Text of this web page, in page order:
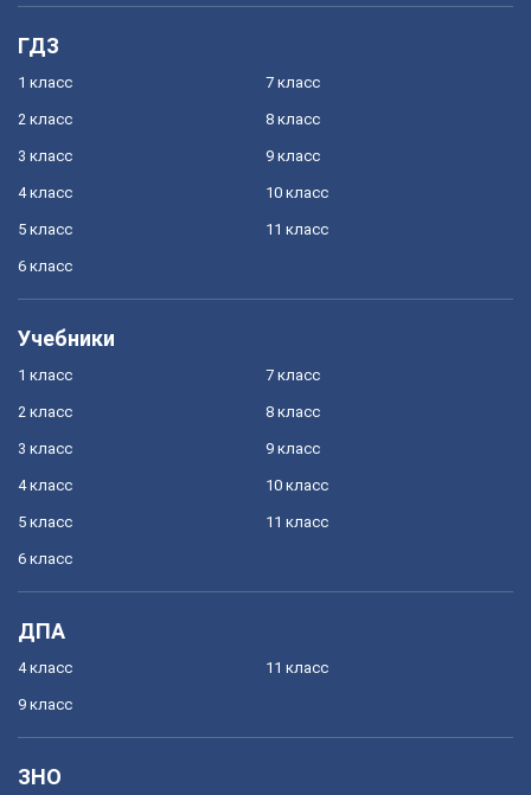
ГДЗ
1 класс
2 класс
3 класс
4 класс
5 класс
6 класс
7 класс
8 класс
9 класс
10 класс
11 класс
Учебники
1 класс
2 класс
3 класс
4 класс
5 класс
6 класс
7 класс
8 класс
9 класс
10 класс
11 класс
ДПА
4 класс
9 класс
11 класс
ЗНО